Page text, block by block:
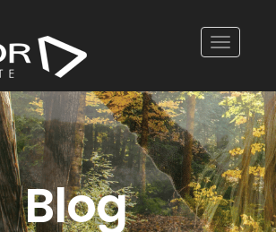
Toggle
Blog